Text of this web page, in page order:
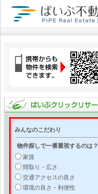
みんなのこだわり
物件探しで一番重視するのは？
家賃
間取り・広さ
交通アクセスの良さ
環境の良さ・利便性